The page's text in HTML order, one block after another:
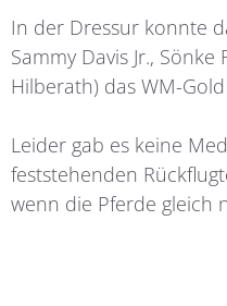
In der Dressur konnte
Sammy Davis Jr.,
Hilberath) das WM-
Leider gab es keine
feststehenden
wenn die Pferde gleich